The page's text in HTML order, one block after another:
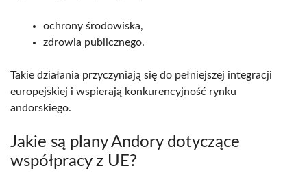
ochrony środowiska,
zdrowia publicznego.
Takie działania przyczyniają się do pełniejszej integracji
europejskiej i wspierają konkurencyjność rynku
andorskiego.
Jakie są plany Andory dotyczące
współpracy z UE?